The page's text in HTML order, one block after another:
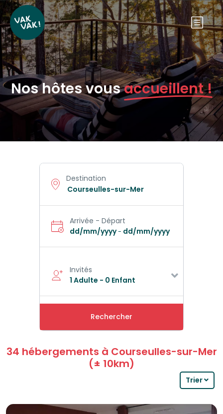
Nos hôtes vousaccueillent !
Destination
Arrivée - Départ
dd/mm/yyyy- dd/mm/yyyy
Invités
1 Adulte - 0 Enfant
Rechercher
34 hébergements à Courseulles-sur-Mer
(± 10km)
Trier